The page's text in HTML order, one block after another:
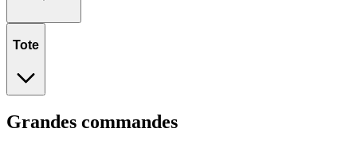
Tote
Grandes commandes